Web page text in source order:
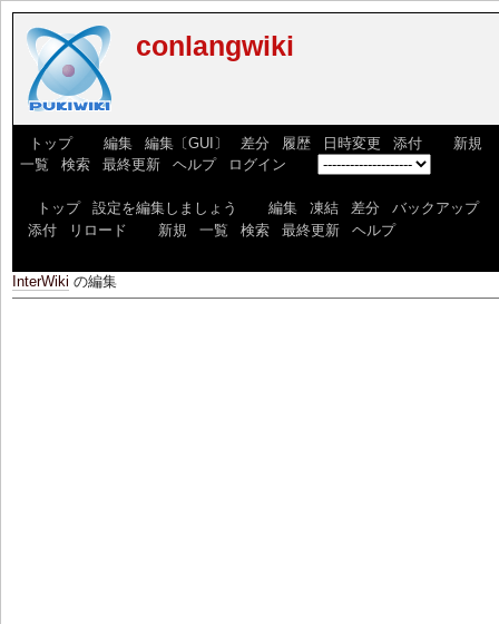
conlangwiki
トップ] [ 編集| 編集〔GUI〕 差分 履歴| 日時変更 添付] [ 新規
一覧
検索| 最終更新| ヘルプ| ログイン
トップ| 設定を編集しましょう 編集| 凍結| 差分 バックアップ|
添付| リロード 新規 一覧 検索| 最終更新| ヘルプ]
InterWiki の編集